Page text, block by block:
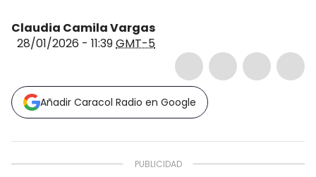
Claudia Camila Vargas
28/01/2026 - 11:39GMT-5
Añadir Caracol Radio en Google